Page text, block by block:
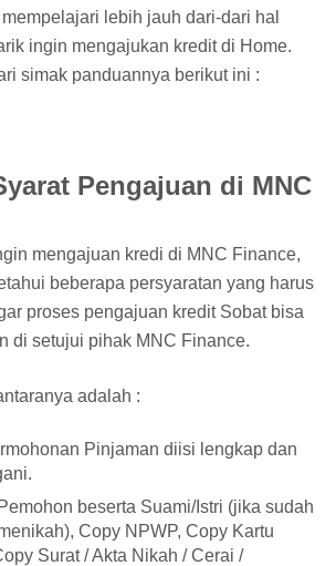
lebih jauh dari-dari hal
ingin mengajukan kredit di Home.
simak panduannya berikut ini :
Pengajuan di MNC
mengajuan kredi di MNC Finance,
beberapa persyaratan yang harus
proses pengajuan kredit Sobat bisa
di setujui pihak MNC Finance.
adalah :
Pinjaman diisi lengkap dan
beserta Suami/Istri (jika sudah
Copy NPWP, Copy Kartu
Surat / Akta Nikah / Cerai /